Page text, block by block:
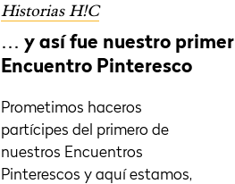
Historias H!C
… y así fue nuestro primer
Encuentro Pinteresco
Prometimos haceros
partícipes del primero de
nuestros Encuentros
Pinterescos y aquí estamos,